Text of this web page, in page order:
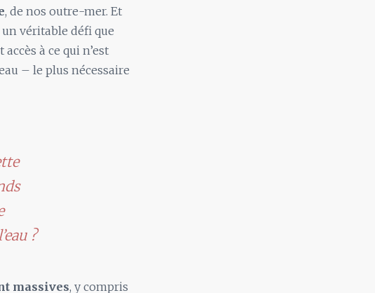
, de nos outre-mer. Et
un véritable défi que
à ce qui n’est
– le plus nécessaire
?
massives, y compris